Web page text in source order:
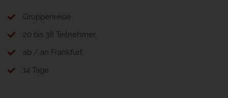
Gruppenreise
20 bis 38 Teilnehmer
ab / an Frankfurt
14 Tage